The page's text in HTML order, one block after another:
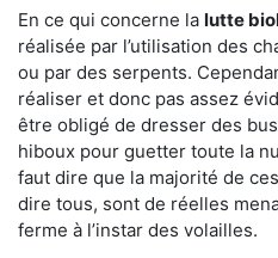
En ce qui concerne la lutte
réalisée par l’utilisation des
ou par des serpents.
réaliser et donc pas assez
être obligé de dresser des
hiboux pour guetter toute la
faut dire que la majorité de
dire tous, sont de réelles
ferme à l’instar des volailles.